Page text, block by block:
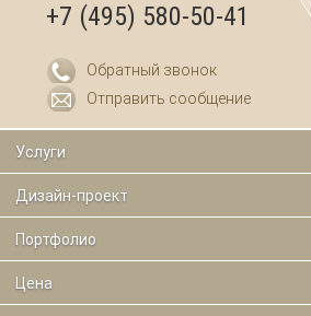
+7 (495) 580-50-41
Обратный звонок
Отправить сообщение
Услуги
Дизайн-проект
Портфолио
Цена